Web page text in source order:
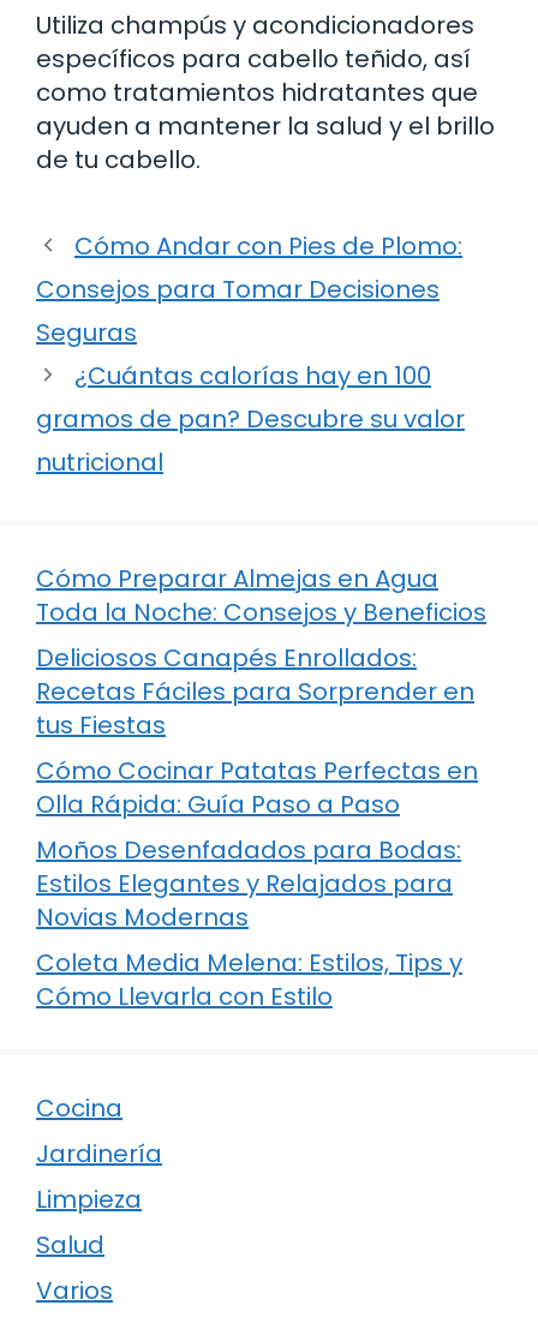
Utiliza champús y acondicionadores
específicos para cabello teñido, así
como tratamientos hidratantes que
ayuden a mantener la salud y el brillo
de tu cabello.
Cómo Andar con Pies de Plomo:
Consejos para Tomar Decisiones
Seguras
¿Cuántas calorías hay en 100
gramos de pan? Descubre su valor
nutricional
Cómo Preparar Almejas en Agua
Toda la Noche: Consejos y Beneficios
Deliciosos Canapés Enrollados:
Recetas Fáciles para Sorprender en
tus Fiestas
Cómo Cocinar Patatas Perfectas en
Olla Rápida: Guía Paso a Paso
Moños Desenfadados para Bodas:
Estilos Elegantes y Relajados para
Novias Modernas
Coleta Media Melena: Estilos, Tips y
Cómo Llevarla con Estilo
Cocina
Jardinería
Limpieza
Salud
Varios